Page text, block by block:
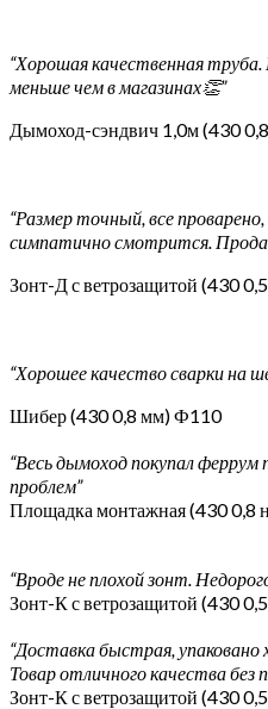
“Хорошая качественная
меньше чем в магазинах👏”
Дымоход-сэндвич 1,0м (430
“Размер точный, все
симпатично смотрится.
Зонт-Д с ветрозащитой (430
“Хорошее качество сварки на
Шибер (430 0,8 мм) Ф110
“Весь дымоход покупал
проблем”
Площадка монтажная (430 0,8
“Вроде не плохой зонт.
Зонт-К с ветрозащитой (430
“Доставка быстрая,
Товар отличного качества без
Зонт-К с ветрозащитой (430